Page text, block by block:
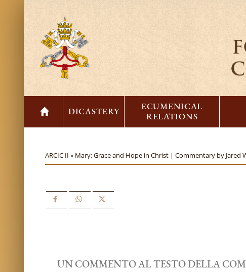
DICASTERY
ECUMENICAL
RELATIONS
ARCIC II » Mary: Grace and Hope in Christ | Commentary by Jared
UN COMMENTO AL TESTO DELLA